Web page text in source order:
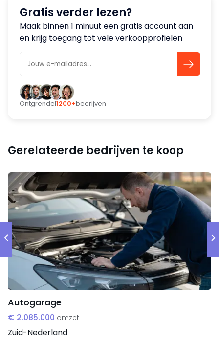
ambiance, wordt gehuurd en bestaat uit twee
winkelvloeren.
Gratis verder lezen?
Maak binnen 1 minuut een gratis account aan
en krijg toegang tot vele verkoopprofielen
Ontgrendel1200+bedrijven
Gerelateerde bedrijven te koop
Autogarage
€ 2.085.000 omzet
Zuid-Nederland